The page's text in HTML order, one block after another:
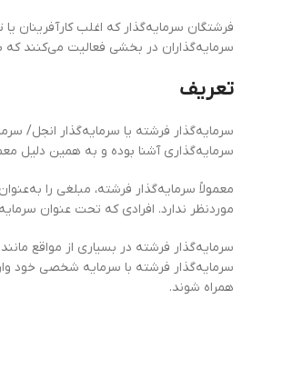
فرشتگان سرمایه‌گذار كه اغلب كارآفرينان
سرمایه‌گذاران در بخشي فعاليت می‌کنند كه
تعریف
سرمایه‌گذار فرشته یا سرمایه‌گذار انجل/
سرمایه‌گذاری آشنا بوده و به همین دلیل
معمولاً سرمایه‌گذار فرشته، مبلغی را
موردنظر ندارد. افرادی که تحت عنوان
سرمایه‌گذار فرشته در بسیاری از مواقع
سرمایه‌گذار فرشته با سرمایه شخصی خود
همراه شوند.